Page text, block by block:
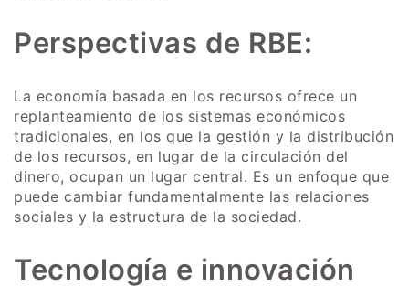
Perspectivas de RBE:
La economía basada en los recursos ofrece un
replanteamiento de los sistemas económicos
tradicionales, en los que la gestión y la distribución
de los recursos, en lugar de la circulación del
dinero, ocupan un lugar central. Es un enfoque que
puede cambiar fundamentalmente las relaciones
sociales y la estructura de la sociedad.
Tecnología e innovación